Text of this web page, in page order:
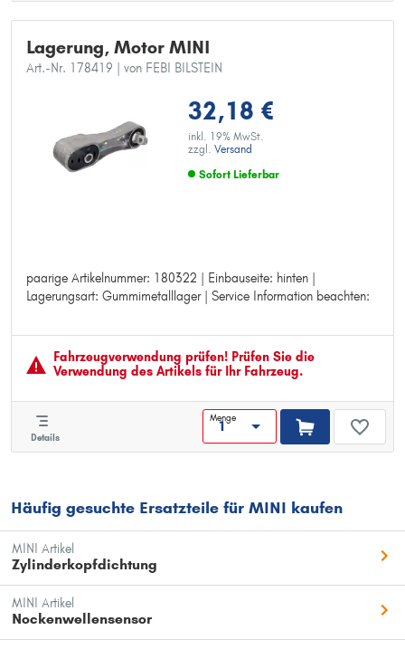
Lagerung, Motor MINI
Art.-Nr. 178419 | von FEBI BILSTEIN
32,18 €
inkl. 19% MwSt.
zzgl. Versand
Sofort Lieferbar
paarige Artikelnummer: 180322 | Einbauseite: hinten |
Lagerungsart: Gummimetalllager | Service Information beachten:
paarige Artikelnummer: 180322
Einbauseite: hinten
Service Information beachten:
Fahrzeugver­wendung prüfen! Prüfen Sie die
Verwendung des Artikels für Ihr Fahrzeug.
Details
Menge
Häufig gesuchte Ersatzteile für MINI kaufen
MINI Artikel
Zylinderkopfdichtung
MINI Artikel
Nockenwellensensor